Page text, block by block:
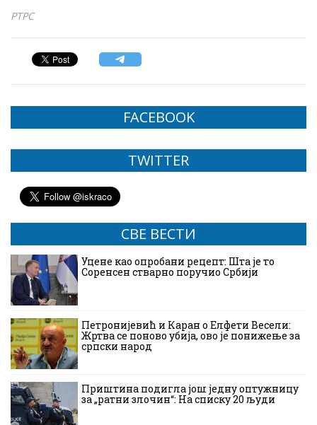
РТРС
FACEBOOK
TWITTER
СВЕ ВЕСТИ
Уцене као опробани рецепт: Шта је то
Соренсен стварно поручио Србији
Петронијевић и Каран о Елфети Весели:
Жртва се поново убија, ово је понижење за
српски народ
Приштина подигла још једну оптужницу
за „ратни злочин“: На списку 20 људи